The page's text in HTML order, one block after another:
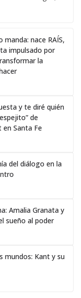
nace RAÍS,
impulsado por
la
y te diré quién
de
Santa Fe
del diálogo en la
Amalia Granata y
sueño al poder
mundos: Kant y su